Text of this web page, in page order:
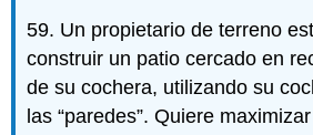
59. Un propietario de terreno
construir un patio cercado en
de su cochera, utilizando su
las “paredes”. Quiere